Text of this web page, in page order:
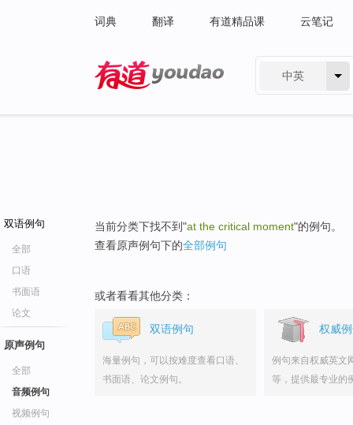
词典 翻译 有道精品课 云笔记
中英
双语例句
全部
口语
书面语
论文
原声例句
全部
音频例句
视频例句
当前分类下找不到"at the critical moment"的例句。
查看原声例句下的全部例句
或者看看其他分类：
双语例句
海量例句，可以按难度查看口语、
书面语、论文例句。
权威
例句来自权威英文
等，提供最专业的